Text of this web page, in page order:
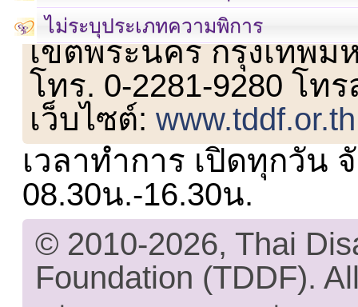
ไม่ระบุประเภทความพิการ
เลขที่ 23 ชั้น 2 ถนนวิ
เขตพระนคร กรุงเทพม
โทร. 0-2281-9280 โท
เว็บไซต์:www.tddf.or.th
เวลาทำการ เปิดทุกวัน
08.30น.-16.30น.
© 2010-2026, Thai
Foundation (TDDF).